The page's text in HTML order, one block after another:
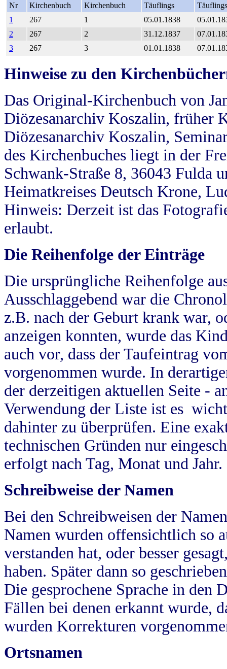
Nr
Kirchenbuch
Kirchenbuch
Täuflings
Täuflings
1
267 1 05.01.1838
2
267 2 31.12.1837
3
267 3 01.01.1838
Hinweise zu den
Das Original-Kirchenbuch von
Diözesanarchiv Koszalin, früher
Diözesanarchiv Koszalin,
des Kirchenbuches liegt in der
Schwank-Straße 8, 36043 Fulda
Heimatkreises Deutsch Krone,
Hinweis: Derzeit ist das
erlaubt.
Die Reihenfolge der Einträge
Die ursprüngliche Reihenfolge
Ausschlaggebend war die
z.B. nach der Geburt krank war,
anzeigen konnten, wurde das
auch vor, dass der Taufeintrag
vorgenommen wurde. In
der derzeitigen aktuellen Seite -
Verwendung der Liste ist es
dahinter zu überprüfen. Eine
technischen Gründen nur
erfolgt nach Tag, Monat und Jahr.
Schreibweise der Namen
Bei den Schreibweisen der
Namen wurden offensichtlich so
verstanden hat, oder besser
haben. Später dann so
Die gesprochene Sprache in
Fällen bei denen erkannt wurde,
wurden Korrekturen
Ortsnamen